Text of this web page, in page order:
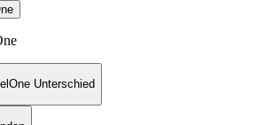
Unterschied